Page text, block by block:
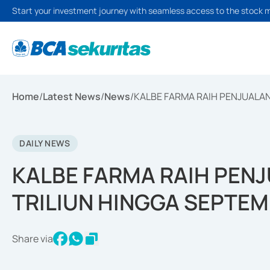
Start your investment journey with seamless access to the stock
Home/Latest News/News/KALBE FARMA RAIH
DAILY NEWS
KALBE FARMA RAIH
TRILIUN HINGGA
Share via